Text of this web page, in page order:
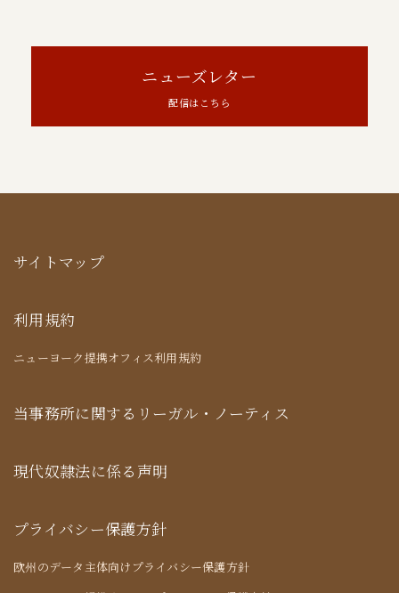
ニューズレター
配信はこちら
サイトマップ
利用規約
ニューヨーク提携オフィス利用規約
当事務所に関するリーガル・ノーティス
現代奴隷法に係る声明
プライバシー保護方針
欧州のデータ主体向けプライバシー保護方針